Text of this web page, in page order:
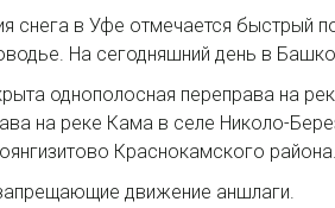
снега в Уфе отмечается
На сегодняшний день в
однополосная переправа на
на реке Кама в селе Николо-
Краснокамского района.
движение аншлаги.